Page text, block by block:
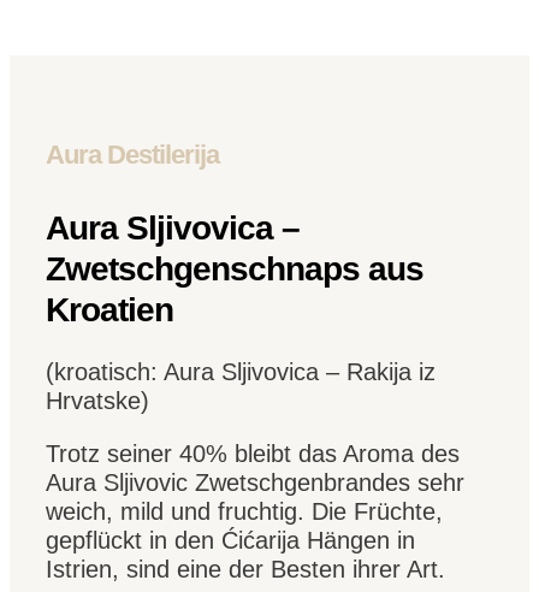
Aura Destilerija
Aura Sljivovica –
Zwetschgenschnaps aus
Kroatien
(kroatisch: Aura Sljivovica – Rakija iz
Hrvatske)
Trotz seiner 40% bleibt das Aroma des
Aura Sljivovic Zwetschgenbrandes sehr
weich, mild und fruchtig. Die Früchte,
gepflückt in den Ćićarija Hängen in
Istrien, sind eine der Besten ihrer Art.